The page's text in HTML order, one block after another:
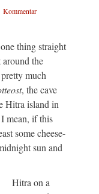
Kommentar
thing straight
around the
much
, the cave
Hitra island in
mean, if this
some cheese-
sun and
Hitra on a